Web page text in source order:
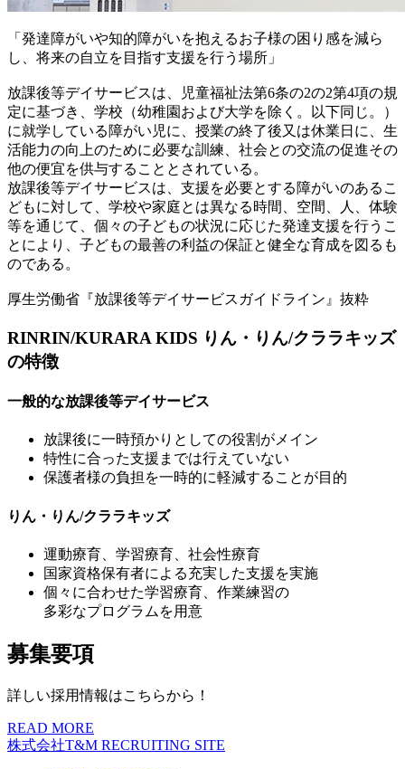
「発達障がいや知的障がいを抱えるお子様の困り感を減ら
し、将来の自立を目指す支援を行う場所」
放課後等デイサービスは、児童福祉法第6条の2の2第4項の規
定に基づき、学校（幼稚園および大学を除く。以下同じ。）
に就学している障がい児に、授業の終了後又は休業日に、生
活能力の向上のために必要な訓練、社会との交流の促進その
他の便宜を供与することとされている。
放課後等デイサービスは、支援を必要とする障がいのあるこ
どもに対して、学校や家庭とは異なる時間、空間、人、体験
等を通じて、個々の子どもの状況に応じた発達支援を行うこ
とにより、子どもの最善の利益の保証と健全な育成を図るも
のである。
厚生労働省『放課後等デイサービスガイドライン』抜粋
RINRIN/KURARA KIDS りん・りん/クララキッズ
の特徴
一般的な放課後等デイサービス
放課後に一時預かりとしての役割がメイン
特性に合った支援までは行えていない
保護者様の負担を一時的に軽減することが目的
りん・りん/クララキッズ
運動療育、学習療育、社会性療育
国家資格保有者による充実した支援を実施
個々に合わせた学習療育、作業練習の
多彩なプログラムを用意
募集要項
詳しい採用情報はこちらから！
READ MORE
株式会社T&M RECRUITING SITE